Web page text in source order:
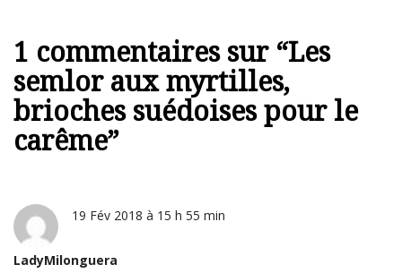
1 commentaires sur “Les
semlor aux myrtilles,
brioches suédoises pour le
carême”
LadyMilonguera
19 Fév 2018 à 15 h 55 min